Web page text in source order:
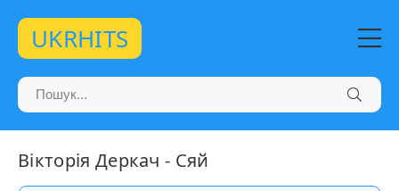
UKRHITS
Вікторія Деркач - Сяй